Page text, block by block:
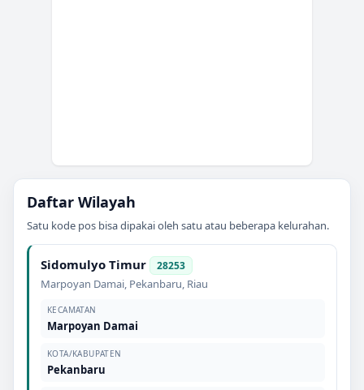
Daftar Wilayah
Satu kode pos bisa dipakai oleh satu atau beberapa kelurahan.
Sidomulyo Timur 28253
Marpoyan Damai, Pekanbaru, Riau
KECAMATAN
Marpoyan Damai
KOTA/KABUPATEN
Pekanbaru